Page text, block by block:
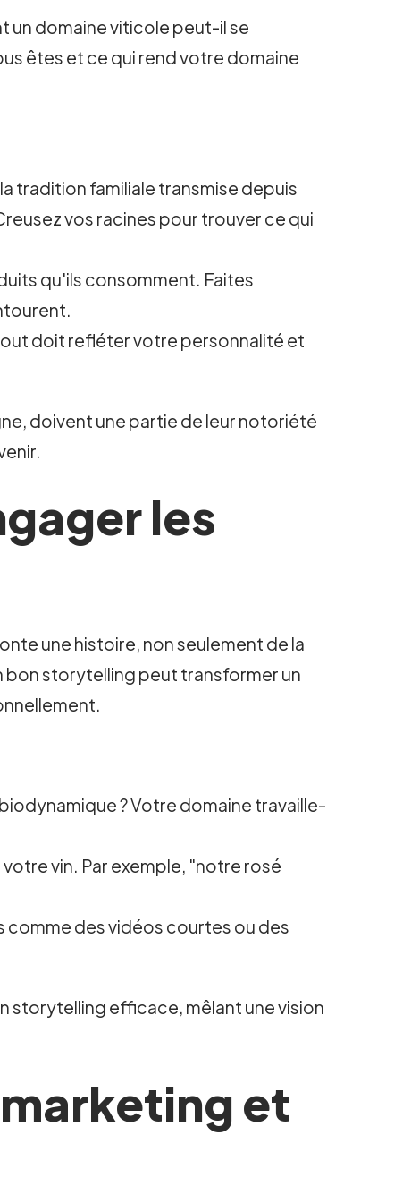
un domaine viticole peut-il se
êtes et ce qui rend votre domaine
tradition familiale transmise depuis
vos racines pour trouver ce qui
qu'ils consomment. Faites
doit refléter votre personnalité et
doivent une partie de leur notoriété
les
une histoire, non seulement de la
bon storytelling peut transformer un
? Votre domaine travaille-
vin. Par exemple, "notre rosé
comme des vidéos courtes ou des
storytelling efficace, mêlant une vision
et